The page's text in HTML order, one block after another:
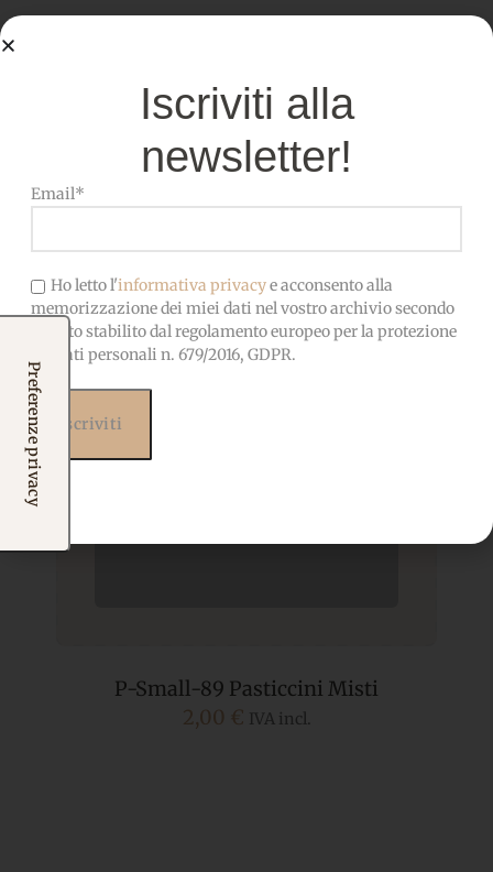
Prodotti correlati
Potrebbero interessarti
anche...
P-Small-89 Pasticcini Misti
2,00 € IVA incl.
Iscriviti alla
newsletter!
Email*
Ho letto l'informativa privacye acconsento alla
memorizzazione dei miei dati nel vostro archivio secondo
quanto stabilito dal regolamento europeo per la protezione
dei dati personali n. 679/2016, GDPR.